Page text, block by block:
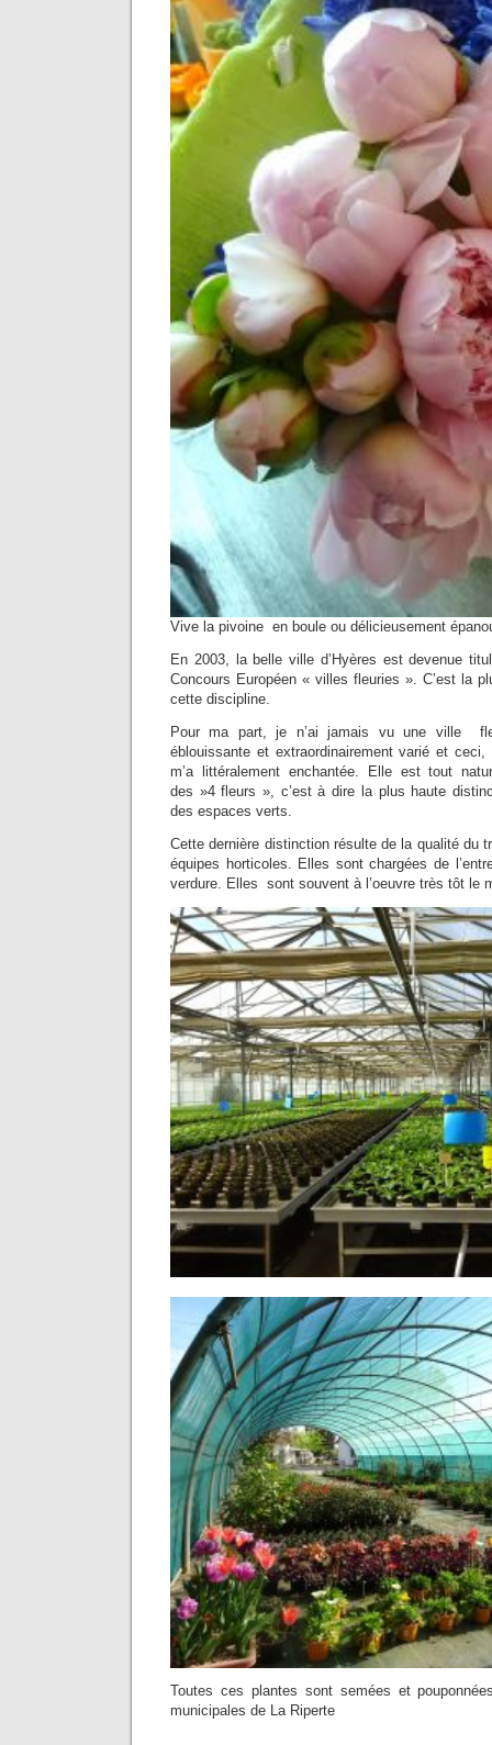
Vive la pivoine en boule ou délicieusement
En 2003, la belle ville d’Hyères est devenue
Concours Européen « villes fleuries ». C’est la
cette discipline.
Pour ma part, je n’ai jamais vu une ville
éblouissante et extraordinairement varié et
m’a littéralement enchantée. Elle est tout
des »4 fleurs », c’est à dire la plus haute
des espaces verts.
Cette dernière distinction résulte de la qualité du
équipes horticoles. Elles sont chargées de
verdure. Elles sont souvent à l’oeuvre très tôt le
Toutes ces plantes sont semées et
municipales de La Riperte